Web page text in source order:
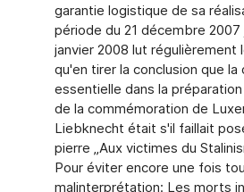
garantie logistique de sa
période du 21 décembre 2007
janvier 2008 lut régulièrement
qu'en tirer la conclusion que la
essentielle dans la
de la commémoration de
Liebknecht était s'il faillait
pierre „Aux victimes du
Pour éviter encore une fois
malinterprétation: Les morts